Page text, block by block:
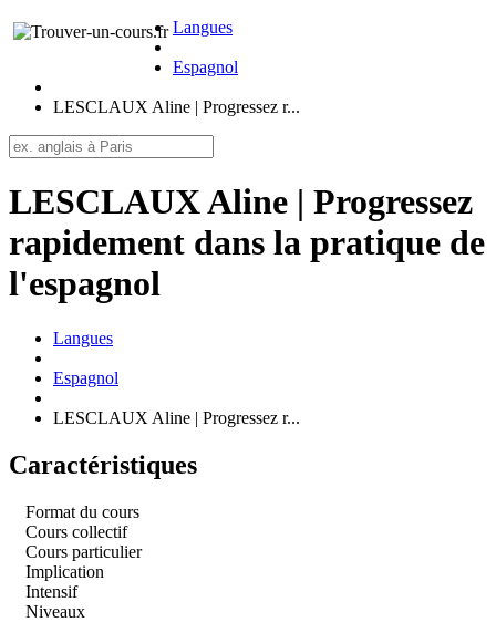
Langues
Espagnol
LESCLAUX Aline | Progressez r...
LESCLAUX Aline | Progressez
rapidement dans la pratique de
l'espagnol
Langues
Espagnol
LESCLAUX Aline | Progressez r...
Caractéristiques
Format du cours
Cours collectif
Cours particulier
Implication
Intensif
Niveaux